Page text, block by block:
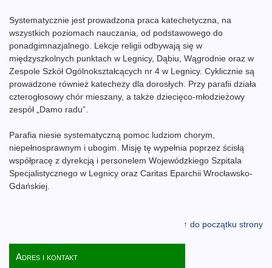
Systematycznie jest prowadzona praca katechetyczna, na
wszystkich poziomach nauczania, od podstawowego do
ponadgimnazjalnego. Lekcje religii odbywają się w
międzyszkolnych punktach w Legnicy, Dąbiu, Wągrodnie oraz w
Zespole Szkół Ogólnokształcących nr 4 w Legnicy. Cyklicznie są
prowadzone również katechezy dla dorosłych. Przy parafii działa
czterogłosowy chór mieszany, a także dziecięco-młodzieżowy
zespół „Damo radu”.
Parafia niesie systematyczną pomoc ludziom chorym,
niepełnosprawnym i ubogim. Misję tę wypełnia poprzez ścisłą
współpracę z dyrekcją i personelem Wojewódzkiego Szpitala
Specjalistycznego w Legnicy oraz Caritas Eparchii Wrocławsko-
Gdańskiej.
↑ do początku strony
Adres i kontakt